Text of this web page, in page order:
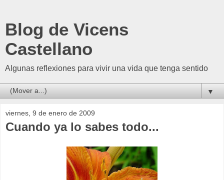
Blog de Vicens
Castellano
Algunas reflexiones para vivir una vida que tenga sentido
▼
viernes, 9 de enero de 2009
Cuando ya lo sabes todo...